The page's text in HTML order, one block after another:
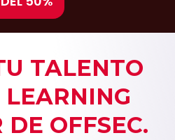
TALENTO
LEARNING
DE OFFSEC.